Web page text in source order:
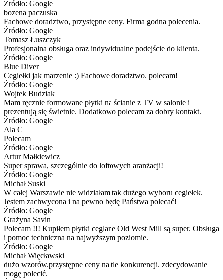
Źródło: Google
bozena paczuska
Fachowe doradztwo, przystępne ceny. Firma godna polecenia.
Źródło: Google
Tomasz Łuszczyk
Profesjonalna obsługa oraz indywidualne podejście do klienta.
Źródło: Google
Blue Diver
Cegiełki jak marzenie :) Fachowe doradztwo. polecam!
Źródło: Google
Wojtek Budziak
Mam ręcznie formowane płytki na ścianie z TV w salonie i
prezentują się świetnie. Dodatkowo polecam za dobry kontakt.
Źródło: Google
Ala C
Polecam
Źródło: Google
Artur Małkiewicz
Super sprawa, szczególnie do loftowych aranżacji!
Źródło: Google
Michał Suski
W całej Warszawie nie widziałam tak dużego wyboru cegiełek.
Jestem zachwycona i na pewno będę Państwa polecać!
Źródło: Google
Grażyna Savin
Polecam !!! Kupiłem płytki ceglane Old West Mill są super. Obsługa
i pomoc techniczna na najwyższym poziomie.
Źródło: Google
Michał Więcławski
dużo wzorów.przystępne ceny na tle konkurencji. zdecydowanie
mogę polecić.